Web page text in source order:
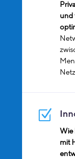
und
Z
Wie
mit